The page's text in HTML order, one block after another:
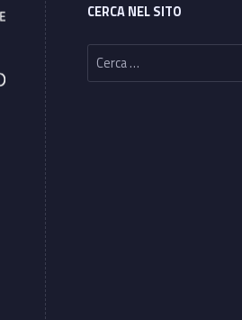
CERCA NEL SITO
Ricerca per: